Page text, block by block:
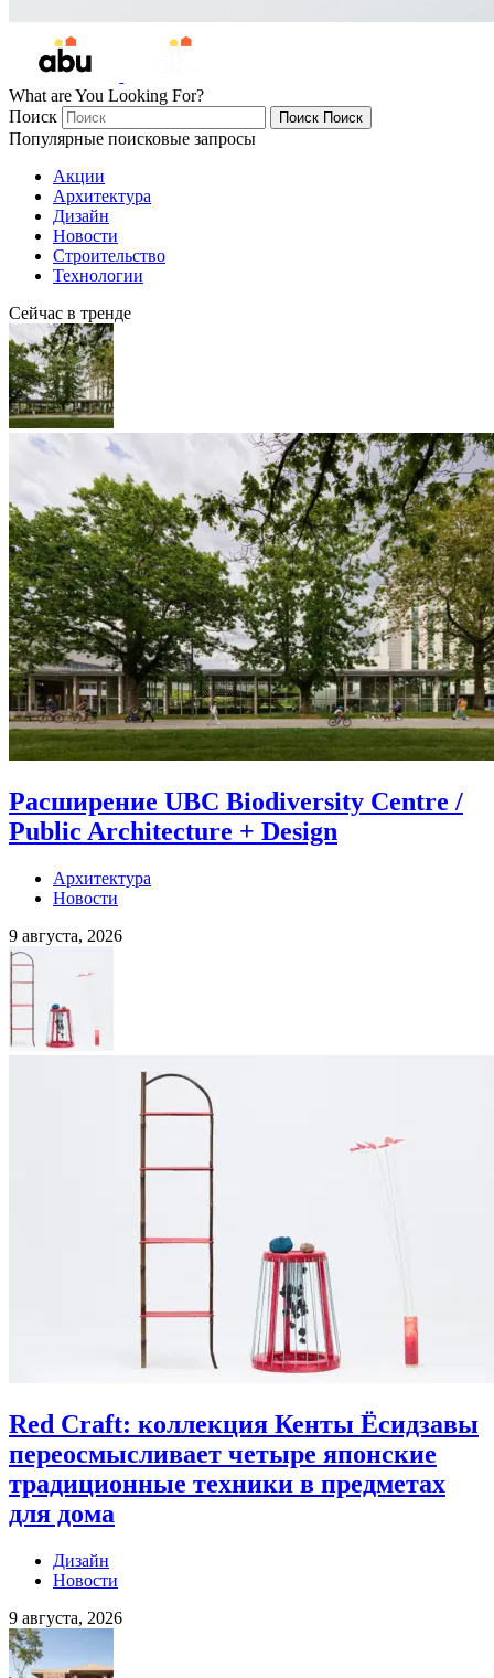
What are You Looking For?
Поиск
Поиск Поиск
Популярные поисковые запросы
Акции
Архитектура
Дизайн
Новости
Строительство
Технологии
Сейчас в тренде
Расширение UBC Biodiversity Centre /
Public Architecture + Design
Архитектура
Новости
9 августа, 2026
Red Craft: коллекция Кенты Ёсидзавы
переосмысливает четыре японские
традиционные техники в предметах
для дома
Дизайн
Новости
9 августа, 2026